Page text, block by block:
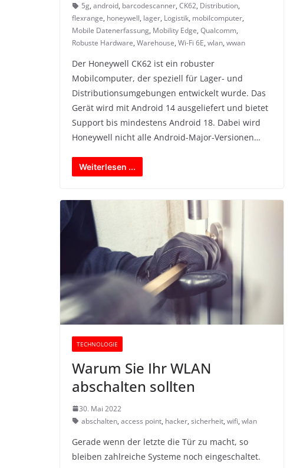
5g, android, barcodescanner, CK62, Distribution,
flexrange, honeywell, lager, Logistik, mobilcomputer,
Mobile Datenerfassung, Mobility Edge, Qualcomm,
Robuste Hardware, Warehouse, Wi-Fi 6E, wlan, wwan
Der Honeywell CK62 ist ein robuster
Mobilcomputer, der speziell für Lager- und
Distributionsumgebungen entwickelt wurde. Das
Gerät wird mit Android 14 ausgeliefert und bietet
Support bis mindestens Android 18. Dabei wird
Honeywell nicht alle Android-Major-Versionen…
Weiterlesen ...
TECHNOLOGIE
Warum Sie Ihr WLAN
abschalten sollten
30. Mai 2022
abschalten, access point, hacker, sicherheit, wifi, wlan
Gerade wenn der letzte die Tür zu macht, so
bleiben zahlreiche Systeme noch eingeschaltet.